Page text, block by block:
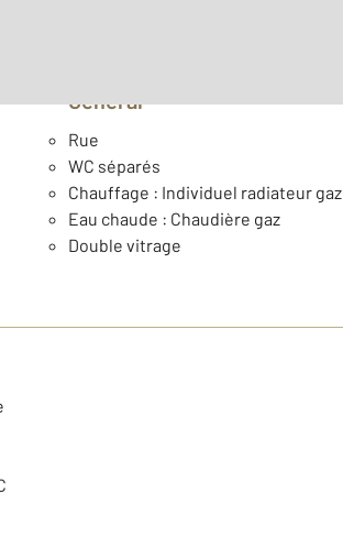
Général
Rue
WC séparés
Chauffage : Individuel radiateur gaz
Eau chaude : Chaudière gaz
Double vitrage